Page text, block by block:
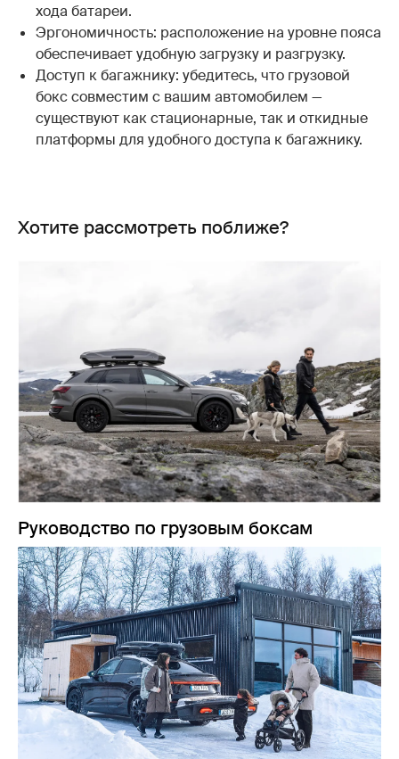
хода батареи.
Эргономичность: расположение на уровне пояса
обеспечивает удобную загрузку и разгрузку.
Доступ к багажнику: убедитесь, что грузовой
бокс совместим с вашим автомобилем —
существуют как стационарные, так и откидные
платформы для удобного доступа к багажнику.
Хотите рассмотреть поближе?
Руководство по грузовым боксам